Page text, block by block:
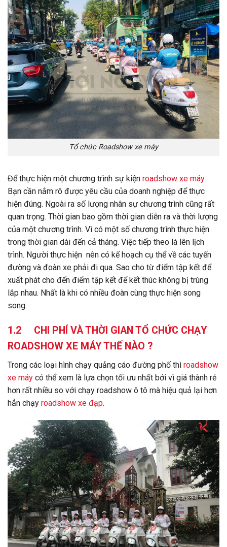
Tổ chức Roadshow xe máy
Để thực hiện một chương trình sự kiện roadshow xe máy
Bạn cần nắm rõ được yêu cầu của doanh nghiệp để thực
hiện đúng. Ngoài ra số lượng nhân sự chương trình cũng rất
quan trọng. Thời gian bao gồm thời gian diễn ra và thời lượng
của một chương trình. Vì có một số chương trình thực hiện
trong thời gian dài đến cả tháng. Việc tiếp theo là lên lịch
trình. Người thực hiện nên có kế hoạch cụ thể về các tuyến
đường và đoàn xe phải đi qua. Sao cho từ điểm tập kết để
xuất phát cho đến điểm tập kết để kết thúc không bị trùng
lắp nhau. Nhất là khi có nhiều đoàn cùng thực hiện song
song.
1.2 CHI PHÍ VÀ THỜI GIAN TỔ CHỨC CHẠY
ROADSHOW XE MÁY THẾ NÀO ?
Trong các loại hình chạy quảng cáo đường phố thì roadshow
xe máy có thể xem là lựa chọn tối ưu nhất bởi vì giá thành rẻ
hơn rất nhiều so với chạy roadshow ô tô mà hiệu quả lại hơn
hẳn chạy roadshow xe đạp.